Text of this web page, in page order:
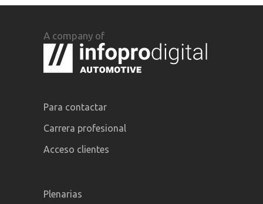
A company of
Para contactar
Carrera profesional
Acceso clientes
Plenarias